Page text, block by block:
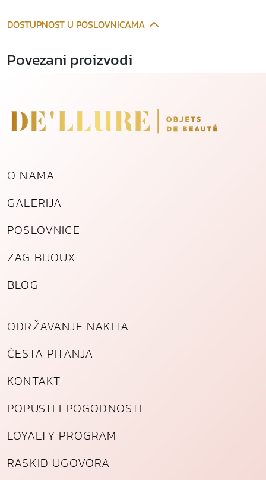
DOSTUPNOST U POSLOVNICAMA
Povezani proizvodi
O NAMA
GALERIJA
POSLOVNICE
ZAG BIJOUX
BLOG
ODRŽAVANJE NAKITA
ČESTA PITANJA
KONTAKT
POPUSTI I POGODNOSTI
LOYALTY PROGRAM
RASKID UGOVORA